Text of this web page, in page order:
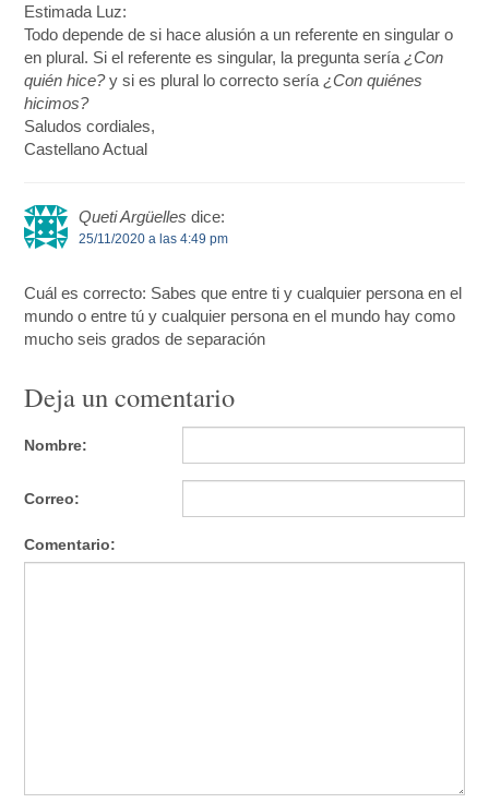
Estimada Luz:
Todo depende de si hace alusión a un referente en singular o
en plural. Si el referente es singular, la pregunta sería¿Con
quién hice?y si es plural lo correcto sería¿Con quiénes
hicimos?
Saludos cordiales,
Castellano Actual
Queti Argüelles dice:
25/11/2020 a las 4:49 pm
Cuál es correcto: Sabes que entre ti y cualquier persona en el
mundo o entre tú y cualquier persona en el mundo hay como
mucho seis grados de separación
Deja un comentario
Nombre:
Correo:
Comentario: